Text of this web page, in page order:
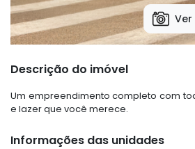
Descrição do imóvel
Um empreendimento completo com
e lazer que você merece.
Informações das unidades